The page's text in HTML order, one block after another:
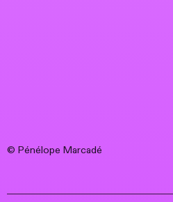
© Pénélope Marcadé